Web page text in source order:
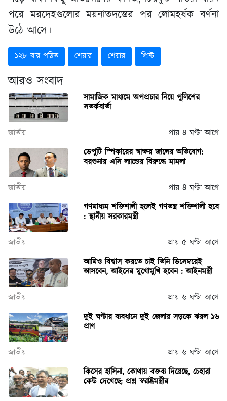
পরে মরদেহগুলোর ময়নাতদন্তের পর লোমহর্ষক বর্ণনা
উঠে আসে।
১২৮ বার পঠিত শেয়ার শেয়ার প্রিন্ট
আরও সংবাদ
সামাজিক মাধ্যমে অপপ্রচার নিয়ে পুলিশের
সতর্কবার্তা
জাতীয়
প্রায় ৪ ঘণ্টা আগে
ডেপুটি স্পিকারের স্বাক্ষর জালের অভিযোগ:
বরগুনার এসি ল্যান্ডের বিরুদ্ধে মামলা
জাতীয়
প্রায় ৪ ঘণ্টা আগে
গণমাধ্যম শক্তিশালী হলেই গণতন্ত্র শক্তিশালী হবে
: স্থানীয় সরকারমন্ত্রী
জাতীয়
প্রায় ৫ ঘণ্টা আগে
আমিও বিশ্বাস করতে চাই তিনি ডিসেম্বরেই
আসবেন, আইনের মুখোমুখি হবেন : আইনমন্ত্রী
জাতীয়
প্রায় ৬ ঘণ্টা আগে
দুই ঘণ্টার ব্যবধানে দুই জেলায় সড়কে ঝরল ১৬
প্রাণ
জাতীয়
প্রায় ৬ ঘণ্টা আগে
কিসের হাসিনা, কোথায় বক্তব্য দিয়েছে, চেহারা
কেউ দেখেছে: প্রশ্ন স্বরাষ্ট্রমন্ত্রীর